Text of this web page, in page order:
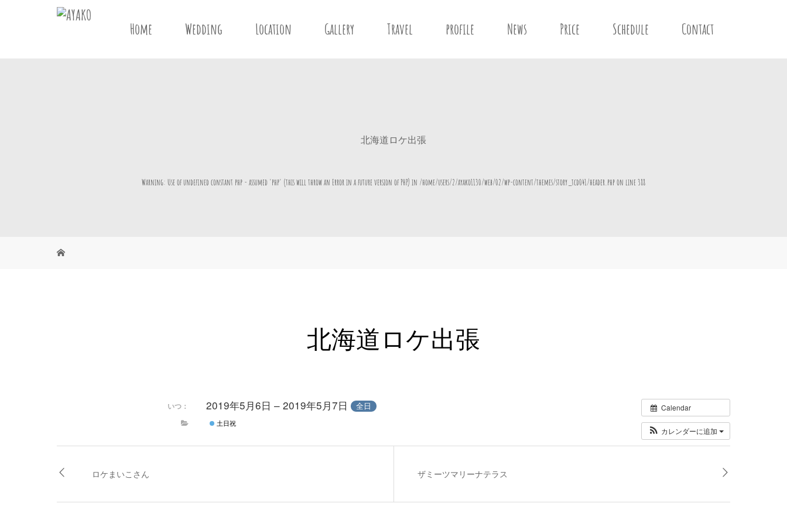
Home Wedding Location Gallery Travel profile News Price Schedule Contact
北海道ロケ出張
Warning: Use of undefined constant php - assumed 'php' (this will throw an Error in a future version of PHP) in /home/users/2/ayako1130/web/02/wp-content/themes/story_tcd041/header.phpon line 388
北海道ロケ出張
Calendar
カレンダーに追加
いつ： 2019年5月6日 – 2019年5月7日 全日
土日祝
ロケまいこさん ザミーツマリーナテラス